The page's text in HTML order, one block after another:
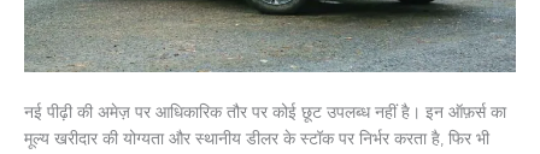
नई पीढ़ी की अमेज़ पर आधिकारिक तौर पर कोई छूट उपलब्ध नहीं है। इन ऑफ़र्स का
मूल्य खरीदार की योग्यता और स्थानीय डीलर के स्टॉक पर निर्भर करता है, फिर भी